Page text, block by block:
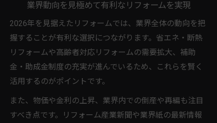
業界動向を見極めて有利なリフォームを実現
2026年を見据えたリフォームでは、業界全体の動向を把
握することが有利な選択につながります。省エネ・断熱
リフォームや高齢者対応リフォームの需要拡大、補助
金・助成金制度の充実が進んでいるため、これらを賢く
活用するのがポイントです。
また、物価や金利の上昇、業界内での倒産や再編も注目
すべき点です。リフォーム産業新聞や業界紙の最新情報